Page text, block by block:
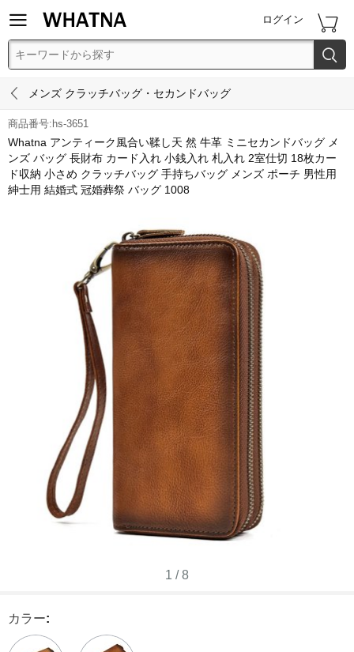
 ログイン 

 メンズ クラッチバッグ・セカンドバッグ
商品番号:hs-3651
Whatna アンティーク風合い鞣し天 然 牛革 ミニセカンドバッグ メ
ンズ バッグ 長財布 カード入れ 小銭入れ 札入れ 2室仕切 18枚カー
ド収納 小さめ クラッチバッグ 手持ちバッグ メンズ ポーチ 男性用
紳士用 結婚式 冠婚葬祭 バッグ 1008
1 /8
カラー: